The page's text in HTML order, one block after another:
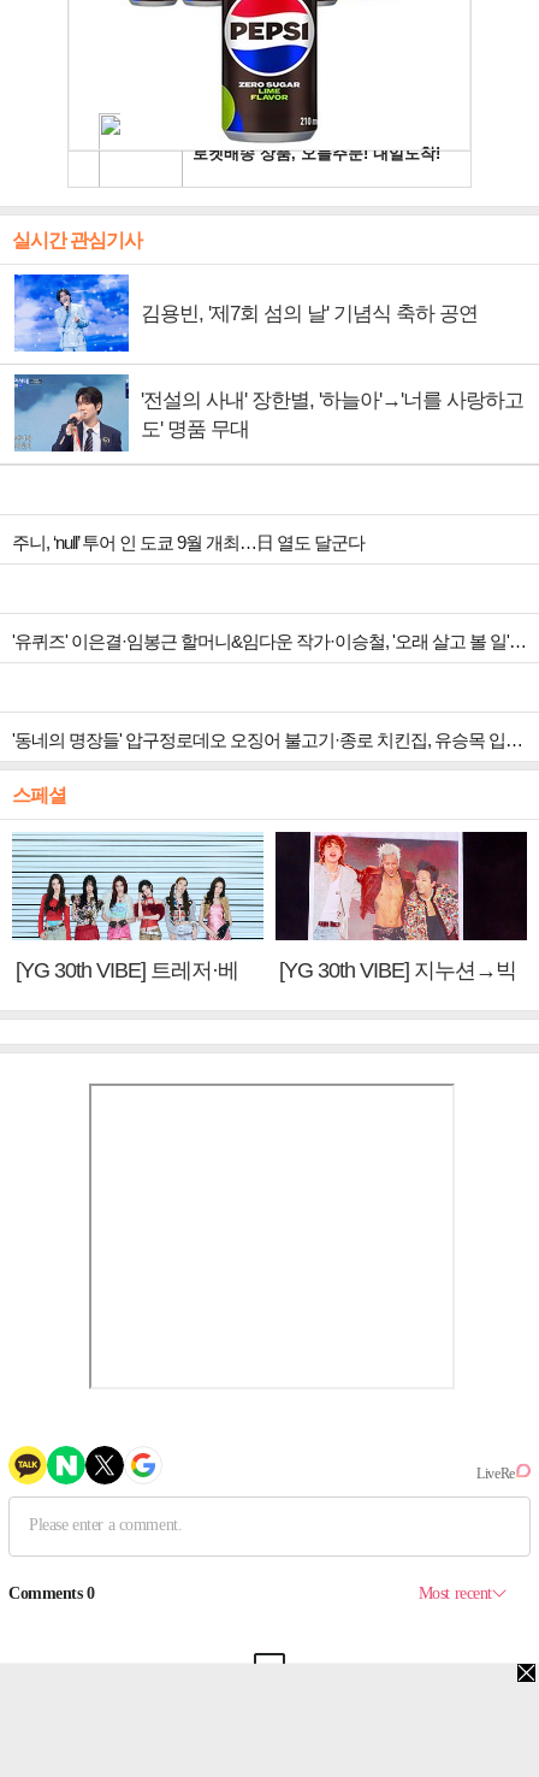
실시간 관심기사
김용빈, '제7회 섬의 날' 기념식 축하 공연
'전설의 사내' 장한별, '하늘아'→'너를 사랑하고
도' 명품 무대
주니, ‘null’ 투어 인 도쿄 9월 개최…日 열도 달군다
'유퀴즈' 이은결·임봉근 할머니&임다운 작가·이승철, '오래 살고 볼 일' 특집 출격
'동네의 명장들' 압구정로데오 오징어 불고기·종로 치킨집, 유승목 입맛 저격
스페셜
[YG 30th VIBE] 트레저·베
[YG 30th VIBE] 지누션→빅